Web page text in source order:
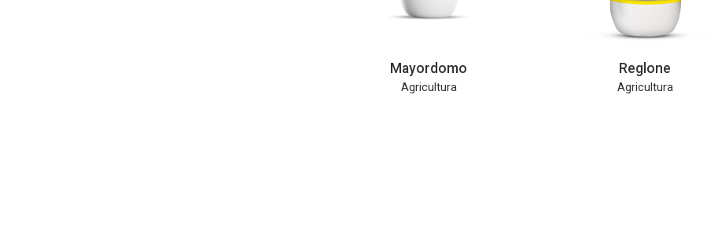
Mayordomo
Agricultura
Reglone
Agricultura